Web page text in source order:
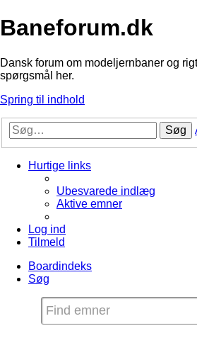
Baneforum.dk
Dansk forum om modeljernbaner og
spørgsmål her.
Spring til indhold
Søg
Hurtige links
Ubesvarede indlæg
Aktive emner
Log ind
Tilmeld
Boardindeks
Søg